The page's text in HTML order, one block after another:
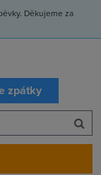
Děkujeme za
zpátky